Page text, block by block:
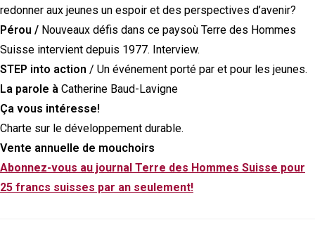
redonner aux jeunes un espoir et des perspectives d’avenir?
Pérou / Nouveaux défis dans ce paysoù Terre des Hommes
Suisse intervient depuis 1977. Interview.
STEP into action / Un événement porté par et pour les jeunes.
La parole à Catherine Baud-Lavigne
Ça vous intéresse!
Charte sur le développement durable.
Vente annuelle de mouchoirs
Abonnez-vous au journal Terre des Hommes Suisse pour
25 francs suisses par an seulement!